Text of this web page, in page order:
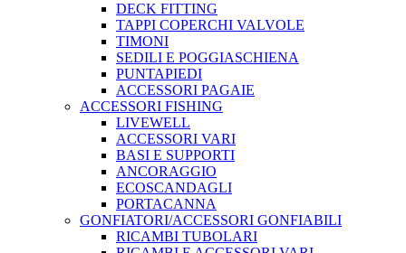
DECK FITTING
TAPPI COPERCHI VALVOLE
TIMONI
SEDILI E POGGIASCHIENA
PUNTAPIEDI
ACCESSORI PAGAIE
ACCESSORI FISHING
LIVEWELL
ACCESSORI VARI
BASI E SUPPORTI
ANCORAGGIO
ECOSCANDAGLI
PORTACANNA
GONFIATORI/ACCESSORI GONFIABILI
RICAMBI TUBOLARI